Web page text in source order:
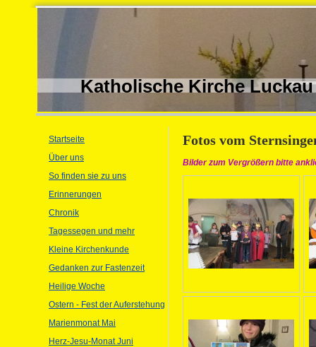
Katholische Kirche Luckau
Startseite
Über uns
So finden sie zu uns
Erinnerungen
Chronik
Tagessegen und mehr
Kleine Kirchenkunde
Gedanken zur Fastenzeit
Heilige Woche
Ostern - Fest der Auferstehung
Marienmonat Mai
Herz-Jesu-Monat Juni
Fotos vom
Bilder zum Vergrößern bitte